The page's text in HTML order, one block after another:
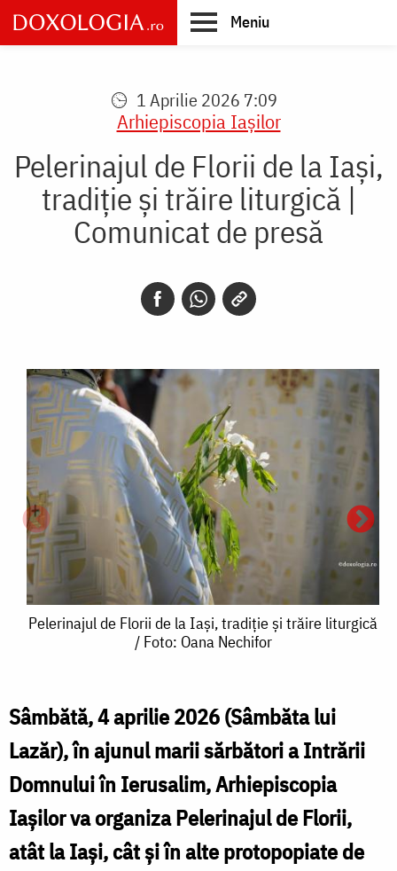
Skip
to
main
Meniu
1 Aprilie 2026 7:09
Arhiepiscopia Iaşilor
Pelerinajul de Florii de la Iaşi,
tradiție și trăire liturgică |
Comunicat de presă
Pelerinajul
de
la
Iaşi,
tradiție
și
Pelerinajul de Florii de la Iaşi, tradiție și trăire liturgică
/ Foto: Oana Nechifor
Sâmbătă, 4 aprilie 2026 (Sâmbăta lui
Lazăr), în ajunul marii sărbători a Intrării
Domnului în Ierusalim, Arhiepiscopia
Iaşilor va organizaPelerinajul de Florii,
atât la Iaşi, cât şi în alte protopopiate de